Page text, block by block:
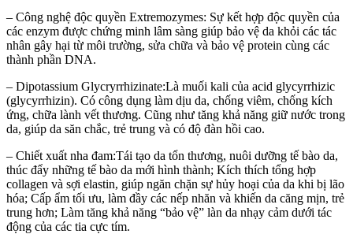
– Công nghệ độc quyền Extremozymes: Sự kết hợp độc quyền của
các enzym được chứng minh lâm sàng giúp bảo vệ da khỏi các tác
nhân gây hại từ môi trường, sửa chữa và bảo vệ protein cùng các
thành phần DNA.
– Dipotassium Glycryrrhizinate:Là muối kali của acid glycyrrhizic
(glycyrrhizin). Có công dụng làm dịu da, chống viêm, chống kích
ứng, chữa lành vết thương. Cũng như tăng khả năng giữ nước trong
da, giúp da săn chắc, trẻ trung và có độ đàn hồi cao.
– Chiết xuất nha đam:Tái tạo da tổn thương, nuôi dưỡng tế bào da,
thúc đẩy những tế bào da mới hình thành; Kích thích tổng hợp
collagen và sợi elastin, giúp ngăn chặn sự hủy hoại của da khi bị lão
hóa; Cấp ẩm tối ưu, làm đầy các nếp nhăn và khiến da căng mịn, trẻ
trung hơn; Làm tăng khả năng “bảo vệ” làn da nhạy cảm dưới tác
động của các tia cực tím.